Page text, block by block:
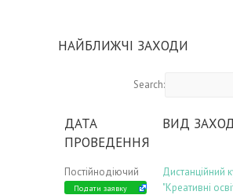
НАЙБЛИЖЧІ ЗАХОДИ
Search:
ДАТА
ПРОВЕДЕННЯ
ВИД
Постійнодіючий
Подати заявку
Дистанційний
"Креативні